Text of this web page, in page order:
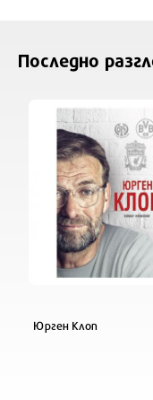
Последно
Юрген Клоп